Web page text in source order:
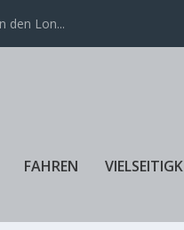
FAHREN